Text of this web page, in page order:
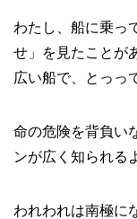
わたし、船に乗っ
せ」を見たことが
広い船で、とっっ
命の危険を背負い
ンが広く知られる
われわれは南極に